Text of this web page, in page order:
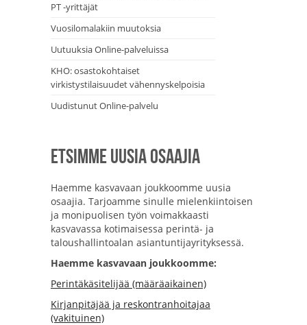
PT -yrittäjät
Vuosilomalakiin muutoksia
Uutuuksia Online-palveluissa
KHO: osastokohtaiset
virkistystilaisuudet vähennyskelpoisia
Uudistunut Online-palvelu
Etsimme uusia osaajia
Haemme kasvavaan joukkoomme uusia
osaajia. Tarjoamme sinulle mielenkiintoisen
ja monipuolisen työn voimakkaasti
kasvavassa kotimaisessa perintä- ja
taloushallintoalan asiantuntijayrityksessä.
Haemme kasvavaan joukkoomme:
Perintäkäsitelijää (määräaikainen)
Kirjanpitäjää ja reskontranhoitajaa
(vakituinen)